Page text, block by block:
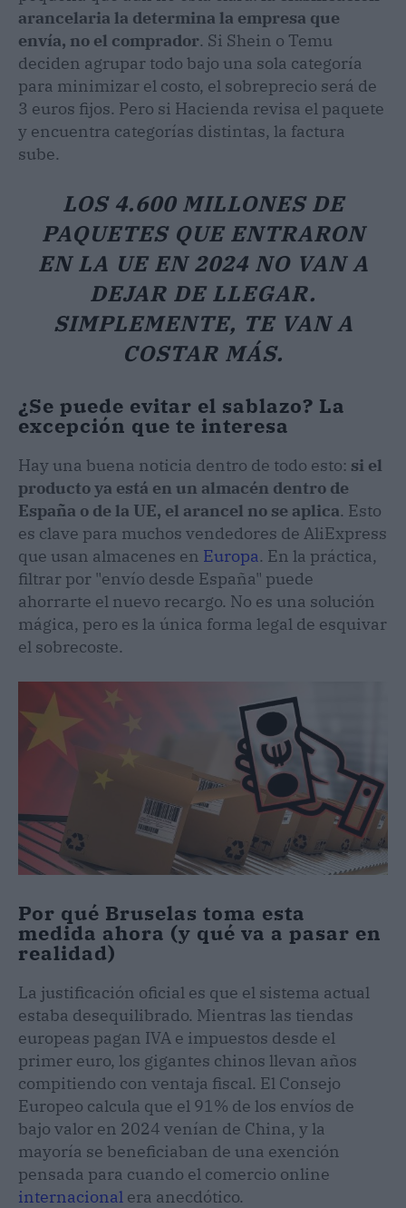
arancelaria la determina la empresa que
envía, no el comprador. Si Shein o Temu
deciden agrupar todo bajo una sola categoría
para minimizar el costo, el sobreprecio será de
3 euros fijos. Pero si Hacienda revisa el paquete
y encuentra categorías distintas, la factura
sube.
LOS 4.600 MILLONES DE
PAQUETES QUE ENTRARON
EN LA UE EN 2024 NO VAN A
DEJAR DE LLEGAR.
SIMPLEMENTE, TE VAN A
COSTAR MÁS.
¿Se puede evitar el sablazo? La
excepción que te interesa
Hay una buena noticia dentro de todo esto: si el
producto ya está en un almacén dentro de
España o de la UE, el arancel no se aplica. Esto
es clave para muchos vendedores de AliExpress
que usan almacenes en Europa. En la práctica,
filtrar por "envío desde España" puede
ahorrarte el nuevo recargo. No es una solución
mágica, pero es la única forma legal de esquivar
el sobrecoste.
Por qué Bruselas toma esta
medida ahora (y qué va a pasar en
realidad)
La justificación oficial es que el sistema actual
estaba desequilibrado. Mientras las tiendas
europeas pagan IVA e impuestos desde el
primer euro, los gigantes chinos llevan años
compitiendo con ventaja fiscal. El Consejo
Europeo calcula que el 91% de los envíos de
bajo valor en 2024 venían de China, y la
mayoría se beneficiaban de una exención
pensada para cuando el comercio online
internacional era anecdótico.